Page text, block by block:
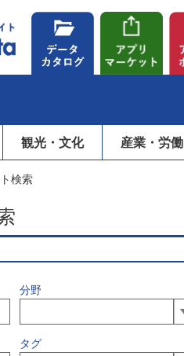
観光・文化 産業・労働
検索
分野
タグ